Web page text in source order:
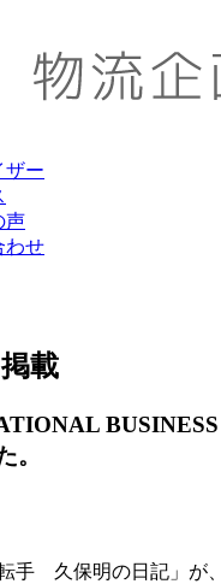
ザー
声
わせ
載
。
転手 久保明の日記」が